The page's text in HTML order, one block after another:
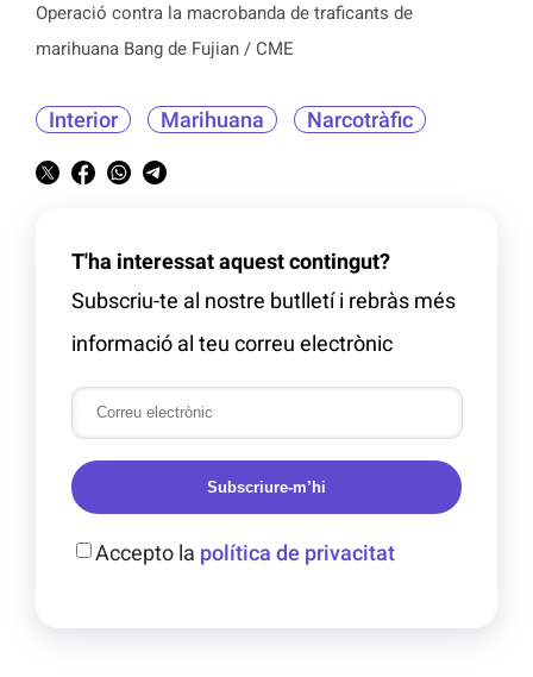
Operació contra la macrobanda de traficants de
marihuana Bang de Fujian / CME
Interior Marihuana Narcotràfic
T'ha interessat aquest contingut?
Subscriu-te al nostre butlletí i rebràs més
informació al teu correu electrònic
Subscriure-m’hi
Accepto la política de privacitat